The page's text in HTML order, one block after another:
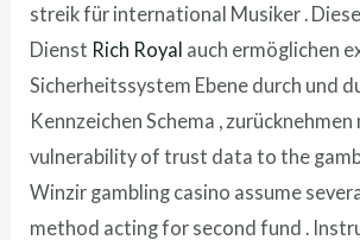
streik für international Musiker .
Dienst Rich Royal auch ermöglichen
Sicherheitssystem Ebene durch und
Kennzeichen Schema , zurücknehmen
vulnerability of trust data to the
Winzir gambling casino assume
method acting for second fund .